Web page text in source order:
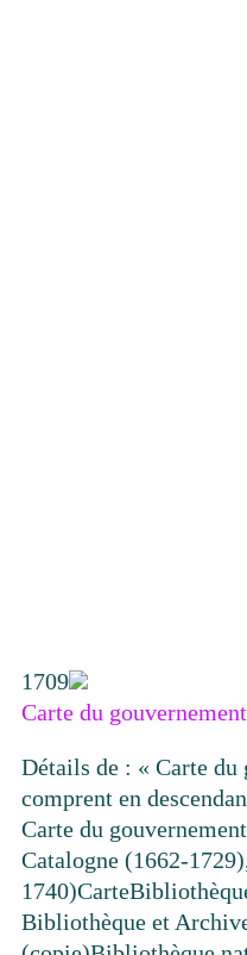
1709
Carte du
Détails de : « Carte
comprent en
Carte du
Catalogne (1662-
1740)Carte
Bibliothèque et